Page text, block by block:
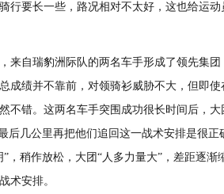
行要长一些，路况相对不太好，这也给运
自瑞豹洲际队的两名车手形成了领先集团
成绩并不靠前，对领骑衫威胁不大，但即
不错。这两名车手突围成功很长时间后，大
后几公里再把他们追回这一战术安排是很正
，稍作放松，大团“人多力量大”，差距逐渐
术安排。